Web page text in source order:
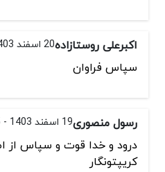
اکبرعلی روستازاده20 اسفند 1403 - 06:11
سپاس فراوان
رسول منصوری19 اسفند 1403 - 23:55
درود و خدا قوت و سپاس از
کریپتونگار